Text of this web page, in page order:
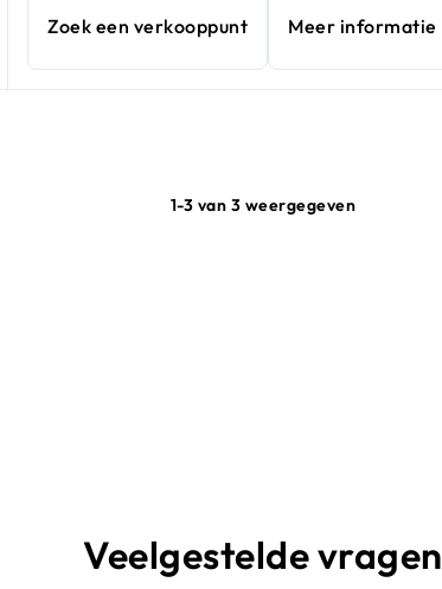
Zoek een verkooppunt Meer informatie
1-3 van 3 weergegeven
Veelgestelde vragen